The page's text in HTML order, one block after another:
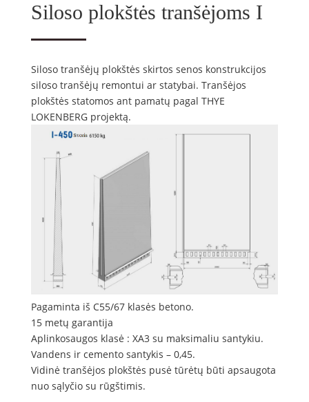
Siloso plokštės tranšėjoms I
Siloso tranšėjų plokštės skirtos senos konstrukcijos
siloso tranšėjų remontui ar statybai. Tranšėjos
plokštės statomos ant pamatų pagal THYE
LOKENBERG projektą.
Pagaminta iš C55/67 klasės betono.
15 metų garantija
Aplinkosaugos klasė : XA3 su maksimaliu santykiu.
Vandens ir cemento santykis – 0,45.
Vidinė tranšėjos plokštės pusė tūrėtų būti apsaugota
nuo sąlyčio su rūgštimis.